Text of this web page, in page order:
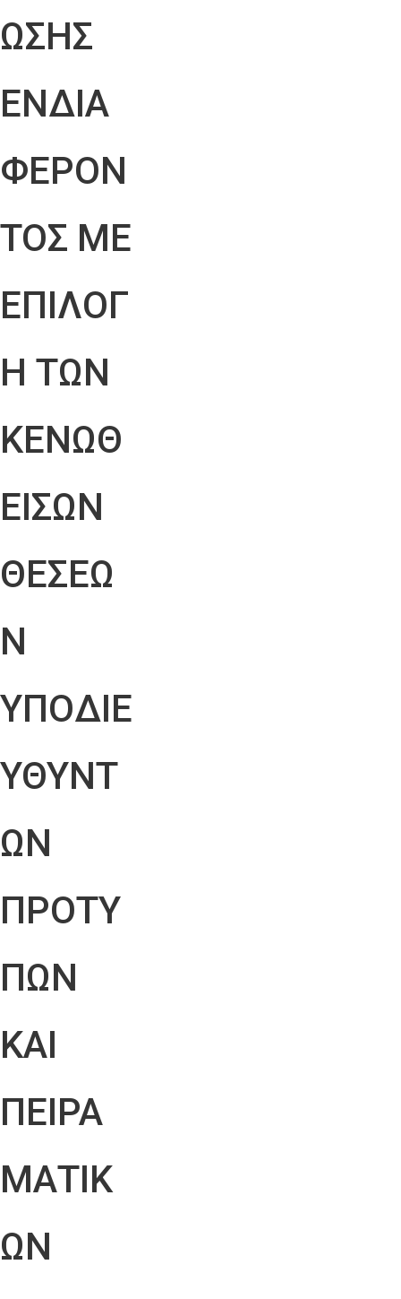
ΩΣΗΣ
ΕΝΔΙΑ
ΦΕΡΟΝ
ΤΟΣ ΜΕ
ΕΠΙΛΟΓ
Η ΤΩΝ
ΚΕΝΩΘ
ΕΙΣΩΝ
ΘΕΣΕΩ
Ν
ΥΠΟΔΙΕ
ΥΘΥΝΤ
ΩΝ
ΠΡΟΤΥ
ΠΩΝ
ΚΑΙ
ΠΕΙΡΑ
ΜΑΤΙΚ
ΩΝ